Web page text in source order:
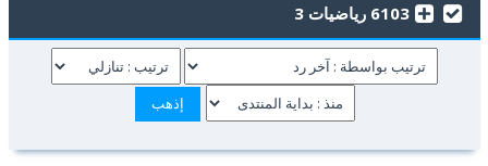
6103 رياضيات 3